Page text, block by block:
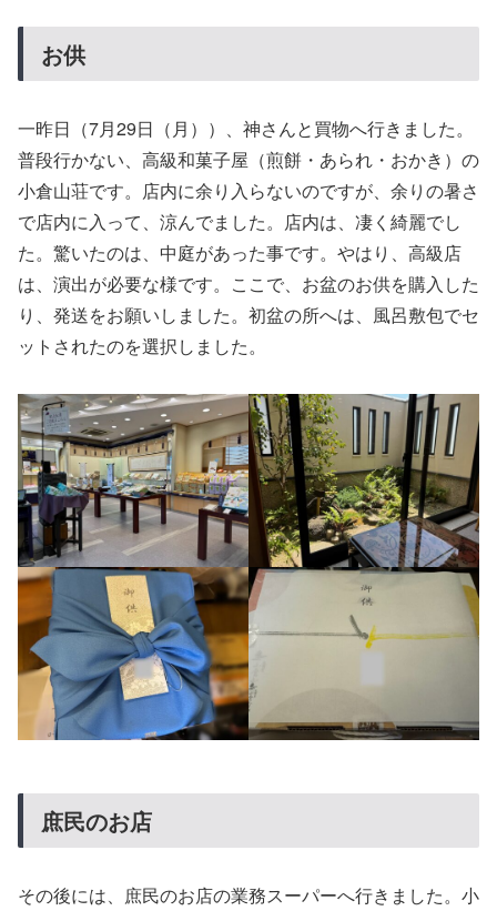
お供
一昨日（7月29日（月））、神さんと買物へ行きました。
普段行かない、高級和菓子屋（煎餅・あられ・おかき）の
小倉山荘です。店内に余り入らないのですが、余りの暑さ
で店内に入って、涼んでました。店内は、凄く綺麗でし
た。驚いたのは、中庭があった事です。やはり、高級店
は、演出が必要な様です。ここで、お盆のお供を購入した
り、発送をお願いしました。初盆の所へは、風呂敷包でセ
ットされたのを選択しました。
庶民のお店
その後には、庶民のお店の業務スーパーへ行きました。小